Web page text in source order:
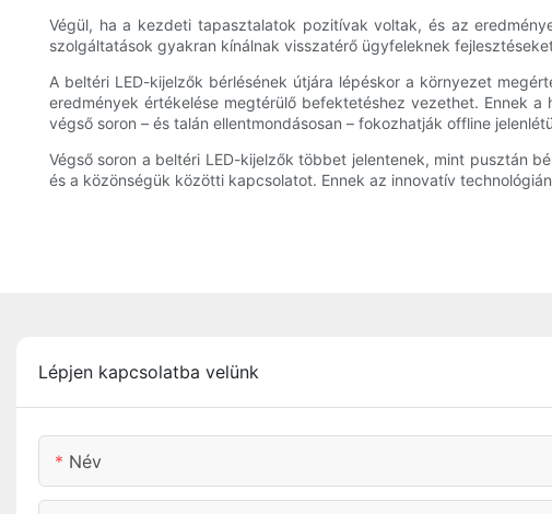
Végül, ha a kezdeti tapasztalatok pozitívak voltak, és az
szolgáltatások gyakran kínálnak visszatérő ügyfeleknek
A beltéri LED-kijelzők bérlésének útjára lépéskor a környezet
eredmények értékelése megtérülő befektetéshez vezethet. Ennek
végső soron – és talán ellentmondásosan – fokozhatják offline
Végső soron a beltéri LED-kijelzők többet jelentenek, mint pusztán
és a közönségük közötti kapcsolatot. Ennek az innovatív
Lépjen kapcsolatba velünk
Név